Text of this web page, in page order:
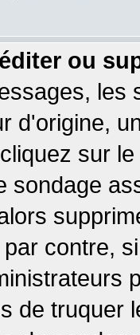
ou
les
d'origine,
sur
sondage
contre,
de truquer